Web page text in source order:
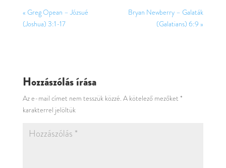
« Greg Opean – Józsué
(Joshua) 3:1-17
Bryan Newberry – Galaták
(Galatians) 6:9 »
Hozzászólás írása
Az e-mail címet nem tesszük közzé. A kötelező mezőket *
karakterrel jelöltük